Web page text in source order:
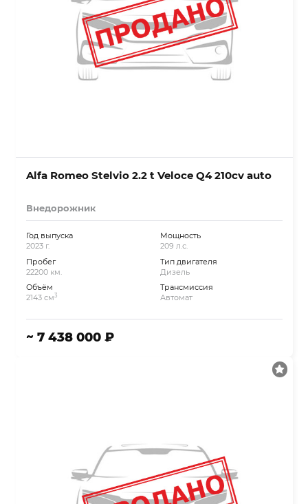
Alfa Romeo Stelvio 2.2 t Veloce Q4 210cv auto
Внедорожник
Год выпуска
2023 г.
Пробег
22200 км.
Объём
2143 см3
Мощность
209 л.с.
Тип двигателя
Дизель
Трансмиссия
Автомат
~ 7 438 000 ₽